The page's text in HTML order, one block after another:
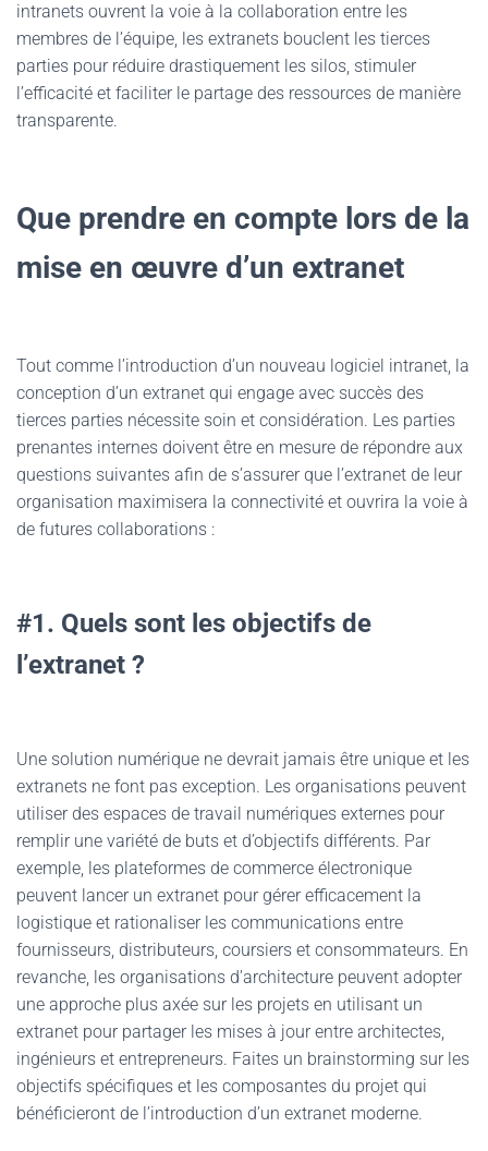
intranets ouvrent la voie à la collaboration entre les
membres de l’équipe, les extranets bouclent les tierces
parties pour réduire drastiquement les silos, stimuler
l’efficacité et faciliter le partage des ressources de manière
transparente.
Que prendre en compte lors de la
mise en œuvre d’un extranet
Tout comme l’introduction d’un nouveau logiciel intranet, la
conception d’un extranet qui engage avec succès des
tierces parties nécessite soin et considération. Les parties
prenantes internes doivent être en mesure de répondre aux
questions suivantes afin de s’assurer que l’extranet de leur
organisation maximisera la connectivité et ouvrira la voie à
de futures collaborations :
#1. Quels sont les objectifs de
l’extranet ?
Une solution numérique ne devrait jamais être unique et les
extranets ne font pas exception. Les organisations peuvent
utiliser des espaces de travail numériques externes pour
remplir une variété de buts et d’objectifs différents. Par
exemple, les plateformes de commerce électronique
peuvent lancer un extranet pour gérer efficacement la
logistique et rationaliser les communications entre
fournisseurs, distributeurs, coursiers et consommateurs. En
revanche, les organisations d’architecture peuvent adopter
une approche plus axée sur les projets en utilisant un
extranet pour partager les mises à jour entre architectes,
ingénieurs et entrepreneurs. Faites un brainstorming sur les
objectifs spécifiques et les composantes du projet qui
bénéficieront de l’introduction d’un extranet moderne.